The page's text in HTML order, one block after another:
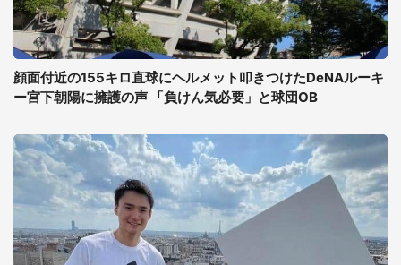
顔面付近の155キロ直球にヘルメット叩きつけたDeNAルーキ
ー宮下朝陽に擁護の声 「負けん気必要」と球団OB